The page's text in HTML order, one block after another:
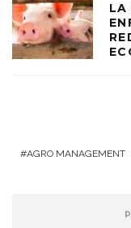
LA
AGRO MANAGEMENT